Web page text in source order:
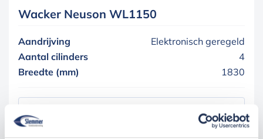
Wacker Neuson WL1150
Aandrijving
Elektronisch geregeld
Aantal cilinders
4
Breedte (mm)
1830